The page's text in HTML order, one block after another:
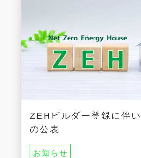
ZEHビルダー登録に伴
の公表
お知らせ